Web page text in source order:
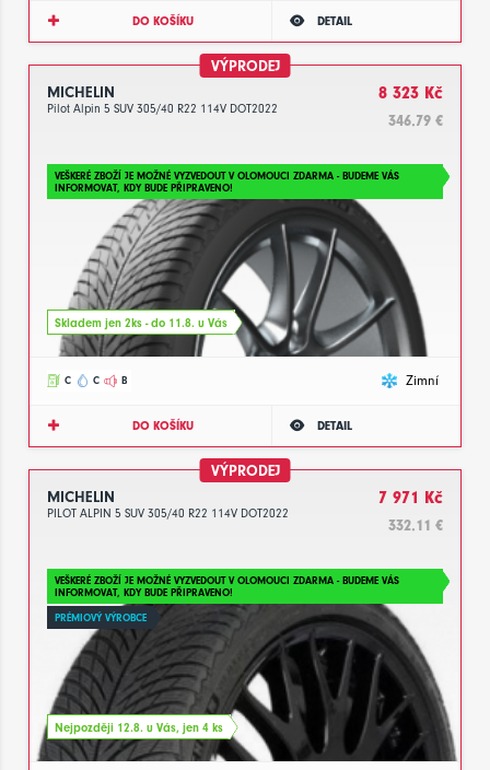
DO KOŠÍKU DETAIL
VÝPRODEJ
MICHELIN
Pilot Alpin 5 SUV 305/40 R22 114V DOT2022
8 323 Kč
346.79 €
VEŠKERÉ ZBOŽÍ JE MOŽNÉ VYZVEDOUT V OLOMOUCI ZDARMA - BUDEME VÁS
INFORMOVAT, KDY BUDE PŘIPRAVENO!
Skladem jen 2ks - do 11.8. u Vás
C C B Zimní
DO KOŠÍKU DETAIL
VÝPRODEJ
MICHELIN
PILOT ALPIN 5 SUV 305/40 R22 114V DOT2022
7 971 Kč
332.11 €
VEŠKERÉ ZBOŽÍ JE MOŽNÉ VYZVEDOUT V OLOMOUCI ZDARMA - BUDEME VÁS
INFORMOVAT, KDY BUDE PŘIPRAVENO!
PRÉMIOVÝ VÝROBCE
Nejpozději 12.8. u Vás, jen 4 ks